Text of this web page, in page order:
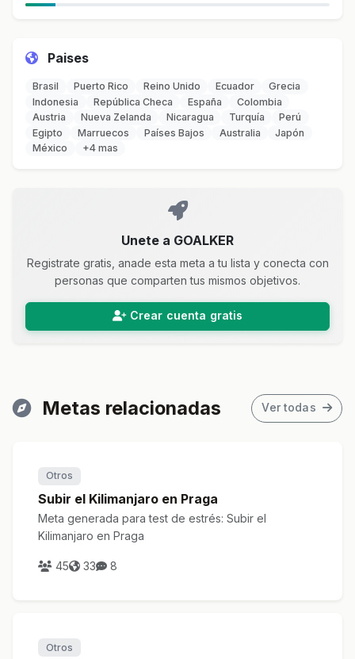
Paises
Brasil Puerto Rico Reino Unido Ecuador
Grecia
Indonesia
República Checa España
Colombia
Austria
Nueva Zelanda Nicaragua Turquía
Perú
Egipto
Marruecos Países Bajos Australia
Japón
México
+4 mas
Unete a GOALKER
Registrate gratis, anade esta meta a tu lista y conecta con
personas que comparten tus mismos objetivos.
Crear cuenta gratis
Metas relacionadas Ver todas
Otros
Subir el Kilimanjaro en Praga
Meta generada para test de estrés: Subir el
Kilimanjaro en Praga
45 33 8
Otros